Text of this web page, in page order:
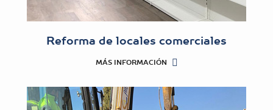
Reforma de locales comerciales
MÁS INFORMACIÓN